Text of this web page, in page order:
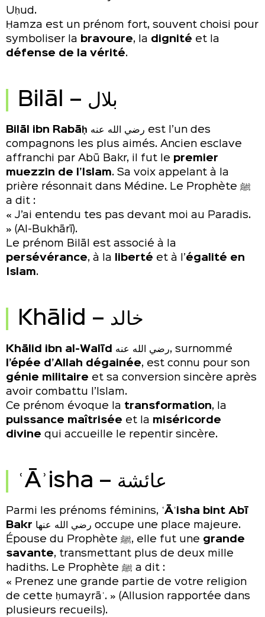
Uḥud.
Ḥamza est un prénom fort, souvent choisi pour
symboliser la bravoure, la dignité et la
défense de la vérité.
Bilāl – بلال
Bilāl ibn Rabāḥ
compagnons les plus aimés. Ancien esclave
affranchi par Abū Bakr, il fut le premier
muezzin de l’Islam. Sa voix appelant à la
prière résonnait dans Médine. Le Prophète ﷺ
a dit :
« J’ai entendu tes pas devant moi au Paradis.
» (Al-Bukhārī).
Le prénom Bilāl est associé à la
persévérance, à la liberté et à l’égalité en
Islam.
Khālid – خالد
Khālid ibn al-Walīd
رضي الله عنه, surnommé
l’épée d’Allah dégainée, est connu pour son
génie militaire et sa conversion sincère après
avoir combattu l’Islam.
Ce prénom évoque la transformation, la
puissance maîtrisée et la miséricorde
divine qui accueille le repentir sincère.
ʿĀʾisha – عائشة
Parmi les prénoms féminins, ʿĀʾisha bint Abī
Bakr
Épouse du Prophète ﷺ, elle fut une grande
savante, transmettant plus de deux mille
hadiths. Le Prophète ﷺ a dit :
« Prenez une grande partie de votre religion
de cette ḥumayrāʾ. » (Allusion rapportée dans
plusieurs recueils).